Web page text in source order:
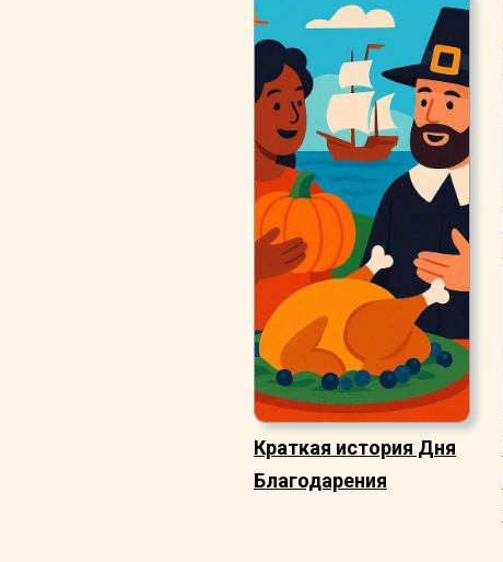
Краткая история Дня
Благодарения